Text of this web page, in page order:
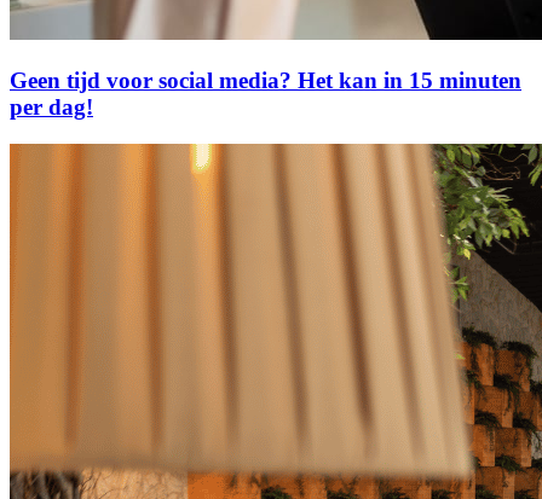
Geen tijd voor social media? Het kan in 15 minuten
per dag!